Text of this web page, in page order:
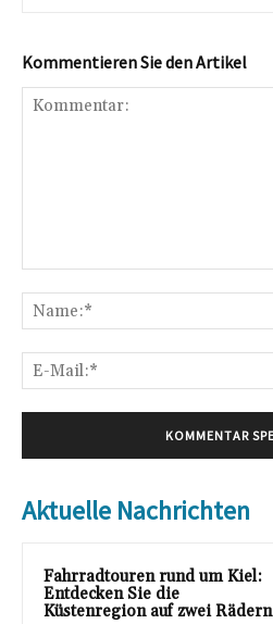
Kommentieren Sie den Artikel
Aktuelle Nachrichten
Fahrradtouren rund um Kiel:
Entdecken Sie die
Küstenregion auf zwei Rädern